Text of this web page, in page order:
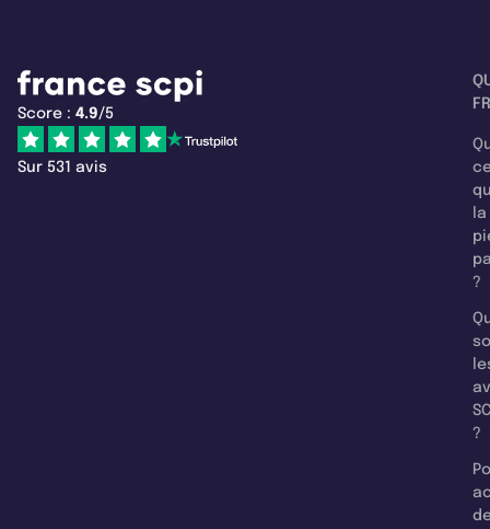
Score : 4.9/5
Sur 531 avis
la
?
?